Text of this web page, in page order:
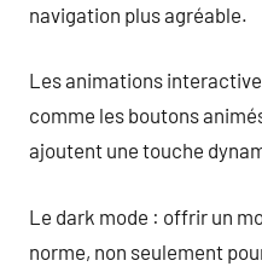
navigation plus agréable.
Les animations
comme les boutons
ajoutent une touche
Le dark mode : offrir un
norme, non seulement